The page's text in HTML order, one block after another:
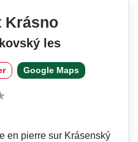
Krásno
les
Google Maps
en pierre sur Krásenský